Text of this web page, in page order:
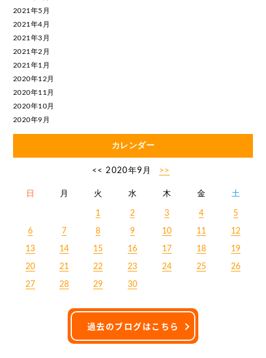
2021年5月
2021年4月
2021年3月
2021年2月
2021年1月
2020年12月
2020年11月
2020年10月
2020年9月
カレンダー
<< 2020年9月 >>
日 月 火 水 木 金 土
1 2 3 4 5
6 7 8 9 10 11 12
13 14 15 16 17 18 19
20 21 22 23 24 25 26
27 28 29 30
過去のブログはこちら